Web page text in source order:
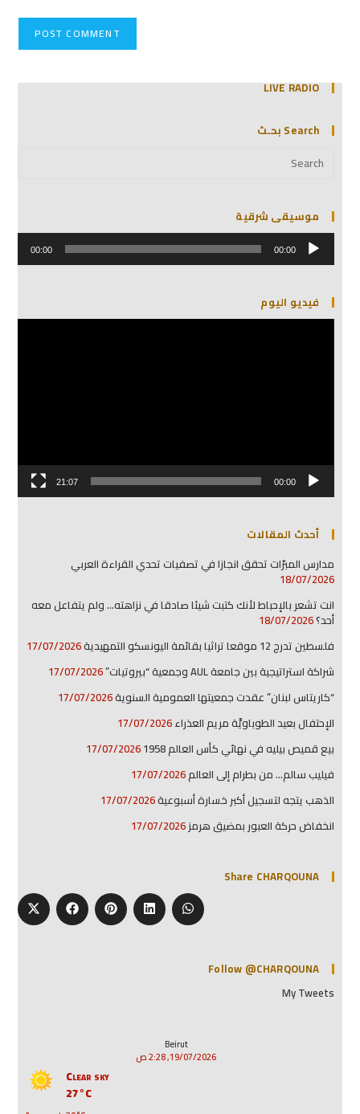
LIVE RADIO
Search بحـث
موسيقى شرقية
مشغل
الصوت 00:00
00:00
فيديو اليوم
مشغل
00:00
21:07
أحدث المقالات
مدارس المبرّات تحقق انجازا في تصفيات تحدي القراءة العربي
18/07/2026
انت تشعر بالإحباط لأنك كتبت شيئا صادقا في نزاهته… ولم يتفاعل معه
أحد؟18/07/2026
فلسطين تدرج 12 موقعا تراثيا بقائمة اليونسكو التمهيدية
17/07/2026
شراكة استراتيجية بين جامعة AUL وجمعية “بيروتيات”
17/07/2026
“كاريتاس لبنان” عقدت جمعيتها العمومية السنوية17/07/2026
الإحتفال بعيد الطوباويَّة مريم العذراء17/07/2026
بيع قميص بيليه في نهائي كأس العالم 1958
17/07/2026
فيليب سالم… من بطرام إلى العالم17/07/2026
الذهب يتجه لتسجيل أكبر خسارة أسبوعية17/07/2026
انخفاض حركة العبور بمضيق هرمز17/07/2026
Share CHARQOUNA
Follow @CHARQOUNA
My Tweets
Beirut
19/07/2026, 2:28 ص
Clear sky
27°C